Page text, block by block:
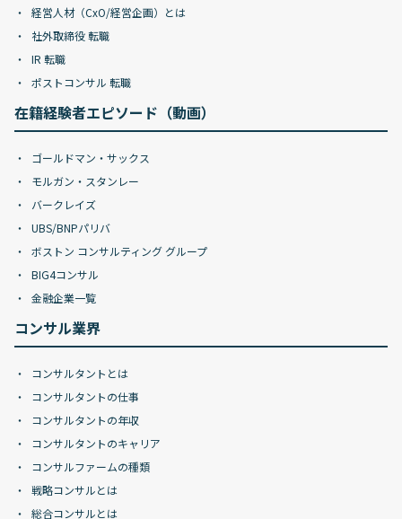
経営人材（CxO/経営企画）とは
社外取締役 転職
IR 転職
ポストコンサル 転職
在籍経験者エピソード（動画）
ゴールドマン・サックス
モルガン・スタンレー
バークレイズ
UBS/BNPパリバ
ボストン コンサルティング グループ
BIG4コンサル
金融企業一覧
コンサル業界
コンサルタントとは
コンサルタントの仕事
コンサルタントの年収
コンサルタントのキャリア
コンサルファームの種類
戦略コンサルとは
総合コンサルとは